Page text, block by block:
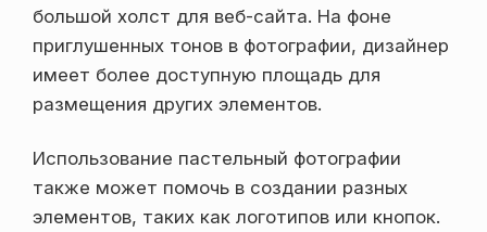
большой холст для веб-сайта. На фоне
приглушенных тонов в фотографии, дизайнер
имеет более доступную площадь для
размещения других элементов.
Использование пастельный фотографии
также может помочь в создании разных
элементов, таких как логотипов или кнопок.